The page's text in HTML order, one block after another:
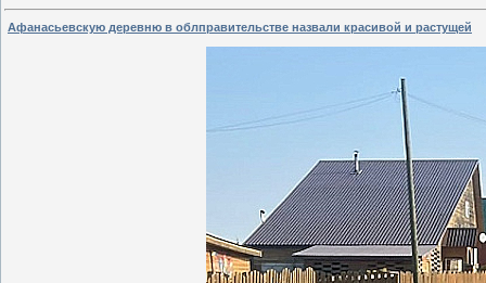
Афанасьевскую деревню в облправительстве назвали красивой и растущей